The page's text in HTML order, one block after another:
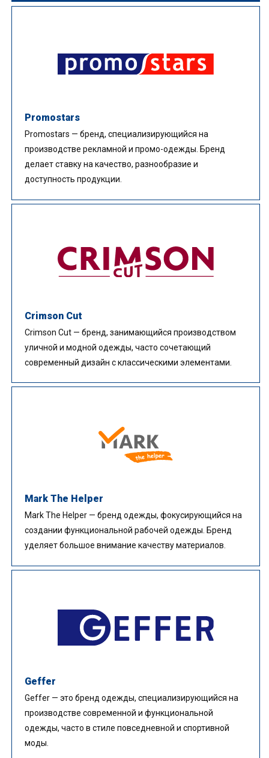
Promostars
Promostars — бренд, специализирующийся на
производстве рекламной и промо-одежды. Бренд
делает ставку на качество, разнообразие и
доступность продукции.
Crimson Cut
Crimson Cut — бренд, занимающийся производством
уличной и модной одежды, часто сочетающий
современный дизайн с классическими элементами.
Mark The Helper
Mark The Helper — бренд одежды, фокусирующийся на
создании функциональной рабочей одежды. Бренд
уделяет большое внимание качеству материалов.
Geffer
Geffer — это бренд одежды, специализирующийся на
производстве современной и функциональной
одежды, часто в стиле повседневной и спортивной
моды.